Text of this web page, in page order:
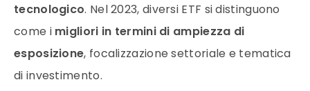
tecnologico. Nel 2023, diversi ETF si distinguono
come i migliori in termini di ampiezza di
esposizione, focalizzazione settoriale e tematica
di investimento.